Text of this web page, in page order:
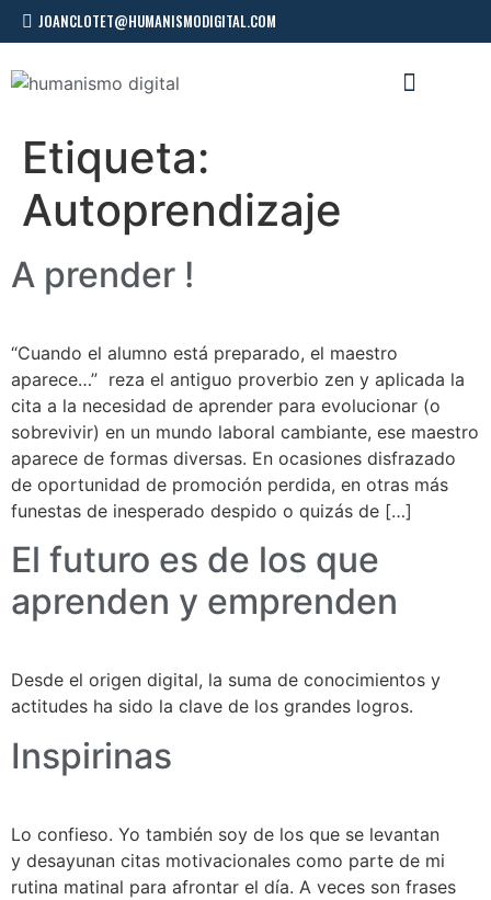
JOANCLOTET@HUMANISMODIGITAL.COM
Etiqueta:
Autoprendizaje
A prender !
“Cuando el alumno está preparado, el maestro
aparece…” reza el antiguo proverbio zen y aplicada la
cita a la necesidad de aprender para evolucionar (o
sobrevivir) en un mundo laboral cambiante, ese maestro
aparece de formas diversas. En ocasiones disfrazado
de oportunidad de promoción perdida, en otras más
funestas de inesperado despido o quizás de […]
El futuro es de los que
aprenden y emprenden
Desde el origen digital, la suma de conocimientos y
actitudes ha sido la clave de los grandes logros.
Inspirinas
Lo confieso. Yo también soy de los que se levantan
y desayunan citas motivacionales como parte de mi
rutina matinal para afrontar el día. A veces son frases